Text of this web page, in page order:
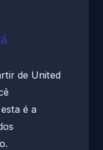
de United
é a